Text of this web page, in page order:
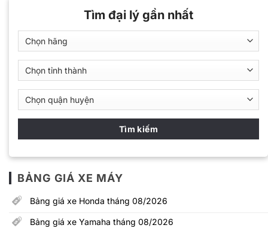
Tìm đại lý gần nhất
BẢNG GIÁ XE MÁY
Bảng giá xe Honda tháng 08/2026
Bảng giá xe Yamaha tháng 08/2026